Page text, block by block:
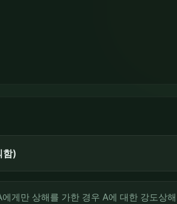
함)
게만 상해를 가한 경우 A에 대한 강도상해